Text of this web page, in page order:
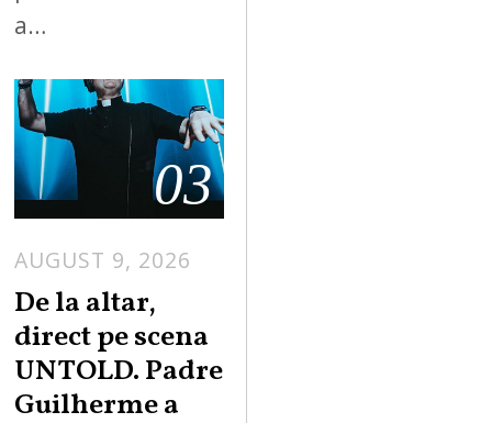
a…
03
AUGUST 9, 2026
De la altar,
direct pe scena
UNTOLD. Padre
Guilherme a